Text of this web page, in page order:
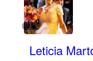
1/15
Leticia